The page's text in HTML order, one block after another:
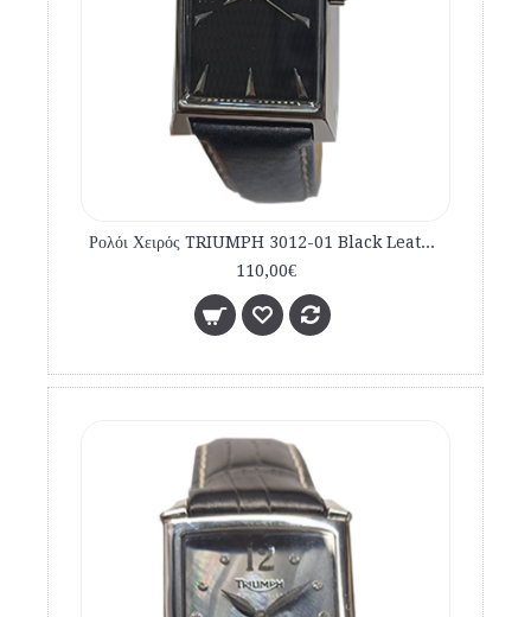
Ρολόι Χειρός TRIUMPH 3012-01 Black Leather Strap
110,00€